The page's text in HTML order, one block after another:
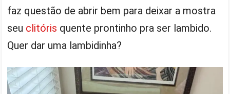
faz questão de abrir bem para deixar a mostra
seu clitóris quente prontinho pra ser lambido.
Quer dar uma lambidinha?